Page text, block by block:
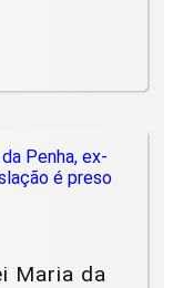
Maria da